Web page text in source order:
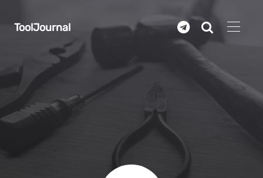
ToolJournal